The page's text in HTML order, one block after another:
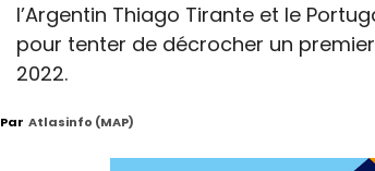
l’Argentin Thiago Tirante et le
pour tenter de décrocher un
2022.
Par Atlasinfo (MAP)